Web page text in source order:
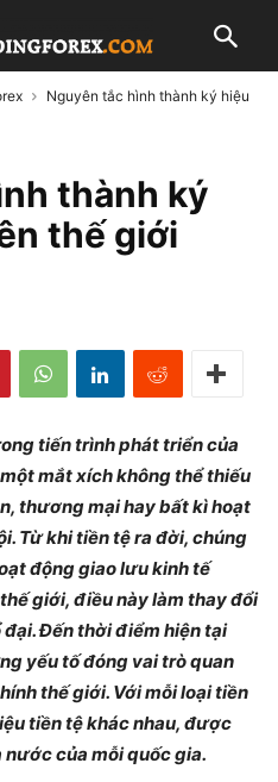
Nguyên tắc hình thành ký hiệu
thành ký
thế giới
tiến trình phát triển của
mắt xích không thể thiếu
thương mại hay bất kì hoạt
Từ khi tiền tệ ra đời, chúng
động giao lưu kinh tế
giới, điều này làm thay đổi
Đến thời điểm hiện tại
yếu tố đóng vai trò quan
thế giới. Với mỗi loại tiền
tiền tệ khác nhau, được
của mỗi quốc gia.